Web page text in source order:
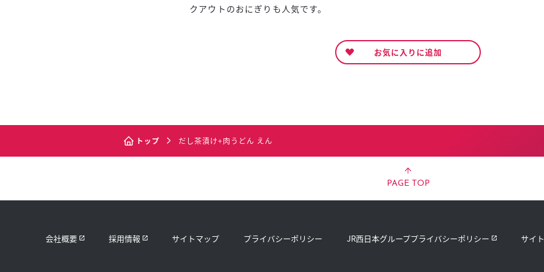
クアウトのおにぎりも人気です。
お気に入りに追加
トップ だし茶漬け+肉うどん えん
PAGE TOP
会社概要 採用情報 サイトマップ プライバシーポリシー JR西日本グループプライバシーポリシー サイ